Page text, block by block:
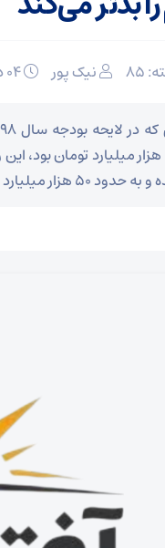
85 نیک پور
هزار میلیارد تومان رسیده‌است!
با رهبر شهید